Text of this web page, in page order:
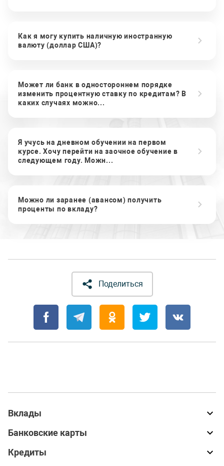
Как я могу купить наличную иностранную
валюту (доллар США)?
Может ли банк в одностороннем порядке
изменить процентную ставку по кредитам? В
каких случаях можно...
Я учусь на дневном обучении на первом
курсе. Хочу перейти на заочное обучение в
следующем году. Можн...
Можно ли заранее (авансом) получить
проценты по вкладу?
Поделиться
Вклады
Банковские карты
Кредиты